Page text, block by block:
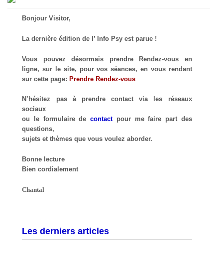
Bonjour Visitor,
La dernière édition de l’ Info Psy est parue !
Vous pouvez désormais prendre Rendez-vous en
ligne, sur le site, pour vos séances, en vous rendant
sur cette page:Prendre Rendez-vous
N’hésitez pas à prendre contact via les réseaux
sociaux
ou le formulaire decontact pour me faire part des
questions,
sujets et thèmes que vous voulez aborder.
Bonne lecture
Bien cordialement
Chantal
Les derniers articles